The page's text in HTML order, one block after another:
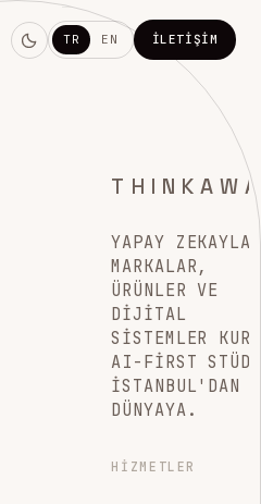
TR EN İLETIŞIM
YAPAY ZEKAYLA
MARKALAR,
ÜRÜNLER VE
DIJITAL
SISTEMLER
AI-FIRST
İSTANBUL'DAN
DÜNYAYA.
HIZMETLER